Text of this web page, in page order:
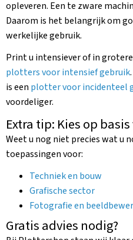
opleveren. Een te zware
Daarom is het belangrijk om
werkelijke gebruik.
Print u intensiever of in
plotters voor intensief gebruik
is een plotter voor incidenteel
voordeliger.
Extra tip: Kies op
Weet u nog niet precies wat u
toepassingen voor:
Techniek en bouw
Grafische sector
Fotografie en
Gratis advies nodig?